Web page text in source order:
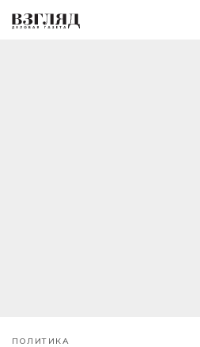
ПОЛИТИКА